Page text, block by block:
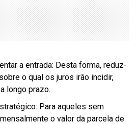
a entrada: Desta forma, reduz-
o qual os juros irão incidir,
longo prazo.
Para aqueles sem
o valor da parcela de